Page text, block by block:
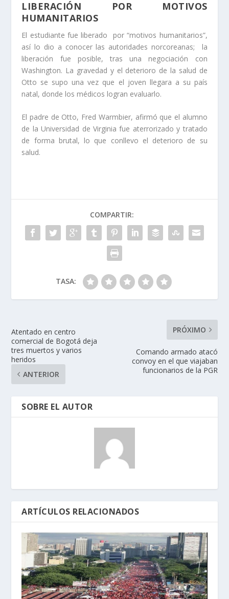
LIBERACIÓN POR MOTIVOS
HUMANITARIOS
El estudiante fue liberado por “motivos humanitarios”,
así lo dio a conocer las autoridades norcoreanas; la
liberación fue posible, tras una negociación con
Washington. La gravedad y el deterioro de la salud de
Otto se supo una vez que el joven llegara a su país
natal, donde los médicos logran evaluarlo.
El padre de Otto, Fred Warmbier, afirmó que el alumno
de la Universidad de Virginia fue aterrorizado y tratado
de forma brutal, lo que conllevo el deterioro de su
salud.
COMPARTIR:
TASA:
Atentado en centro
comercial de Bogotá deja
tres muertos y varios
heridos
ANTERIOR
PRÓXIMO
Comando armado atacó
convoy en el que viajaban
funcionarios de la PGR
SOBRE EL AUTOR
ARTÍCULOS RELACIONADOS